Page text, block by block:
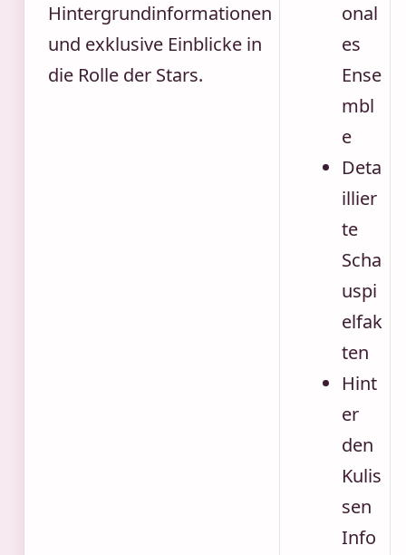
Hintergrundinformationen
und exklusive Einblicke in
die Rolle der Stars.
onal
es
Ense
mbl
e
Deta
illier
te
Scha
uspi
elfak
ten
Hint
er
den
Kulis
sen
Info